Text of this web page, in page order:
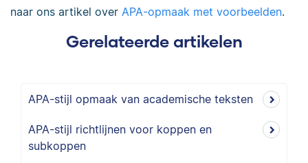
naar ons artikel over APA-opmaak met voorbeelden.
Gerelateerde artikelen
APA-stijl opmaak van academische teksten
APA-stijl richtlijnen voor koppen en
subkoppen